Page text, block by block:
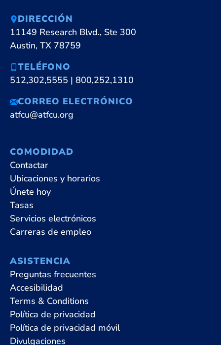
DIRECCIÓN
11149 Research Blvd., Ste 300
Austin, TX 78759
TELÉFONO
512,302,5555 | 800,252,1310
CORREO ELECTRÓNICO
atfcu@atfcu.org
COMODIDAD
Contactar
Ubicaciones y horarios
Únete hoy
Tasas
Servicios electrónicos
Carreras de empleo
ASISTENCIA
Preguntas frecuentes
Accesibilidad
Terms & Conditions
Política de privacidad
Política de privacidad móvil
Divulgaciones